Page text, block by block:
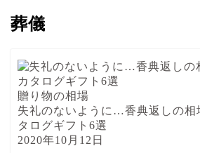
葬儀
贈り物の相場
失礼のないように…香典返しの相
タログギフト6選
2020年10月12日